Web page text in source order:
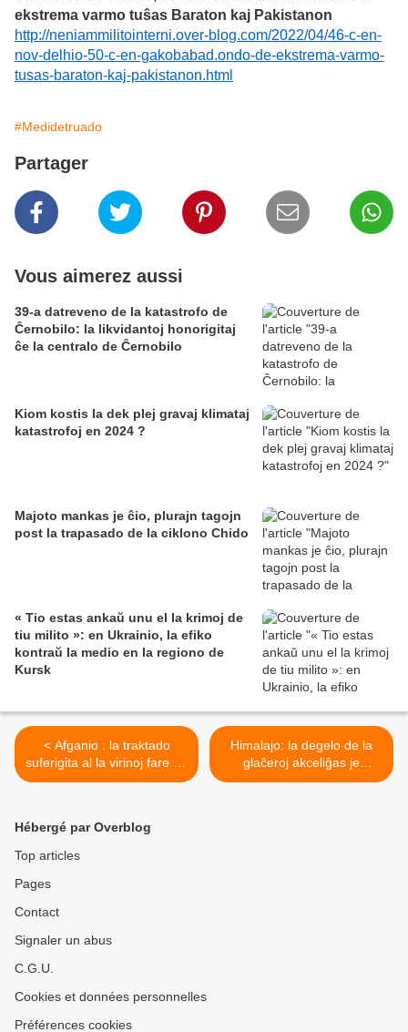
ekstrema varmo tuŝas Baraton kaj Pakistanon
http://neniammilitointerni.over-blog.com/2022/04/46-c-en-
nov-delhio-50-c-en-gakobabad.ondo-de-ekstrema-varmo-
tusas-baraton-kaj-pakistanon.html
#Medidetruado
Partager
Vous aimerez aussi
39-a datreveno de la katastrofo de
Ĉernobilo: la likvidantoj honorigitaj
ĉe la centralo de Ĉernobilo
Kiom kostis la dek plej gravaj klimataj
katastrofoj en 2024 ?
Majoto mankas je ĉio, plurajn tagojn
post la trapasado de la ciklono Chido
« Tio estas ankaŭ unu el la krimoj de
tiu milito »: en Ukrainio, la efiko
kontraŭ la medio en la regiono de
Kursk
< Afganio : la traktado
suferigita al la virinoj fare de
la talibanoj « povus
Internacia Amnestio
Himalajo: la degelo de la
glaĉeroj akceliĝas je
senprecedenca ritmo >
Hébergé par Overblog
Top articles
Pages
Contact
Signaler un abus
C.G.U.
Cookies et données personnelles
Préférences cookies